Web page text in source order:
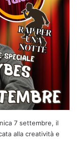
7 settembre, il
alla creatività e